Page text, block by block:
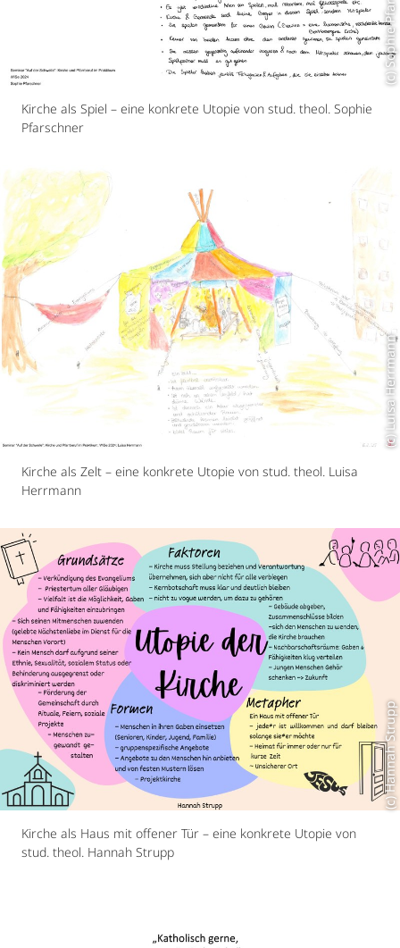
Kirche als Spiel – eine konkrete Utopie von stud. theol. Sophie
Pfarschner
(c) Luisa Herrmann
Kirche als Zelt – eine konkrete Utopie von stud. theol. Luisa
Herrmann
(c) Hannah Strupp
Kirche als Haus mit offener Tür – eine konkrete Utopie von
stud. theol. Hannah Strupp